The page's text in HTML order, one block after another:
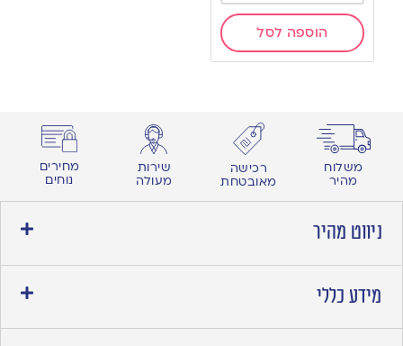
הוספה לסל
משלוח
מהיר
רכישה
מאובטחת
שירות
מעולה
מחירים
נוחים
ניווט מהיר
מידע כללי